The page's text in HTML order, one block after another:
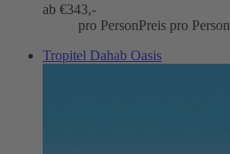
ab €343,-
pro PersonPreis pro Person
Tropitel Dahab Oasis